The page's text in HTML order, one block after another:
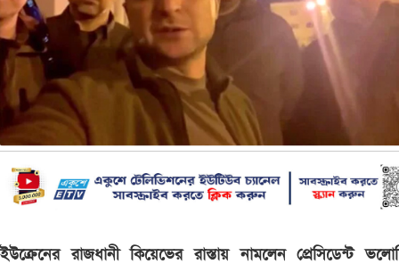
ইউক্রেনের রাজধানী কিয়েভের রাস্তায় নামলেন প্রেসিডেন্ট